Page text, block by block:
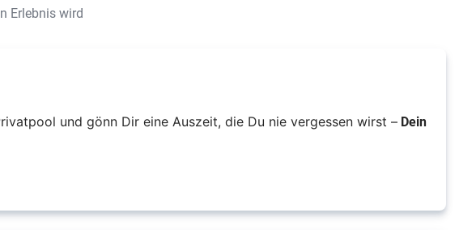
Erlebnis wird
und gönn Dir eine Auszeit, die Du nie vergessen wirst – Dein